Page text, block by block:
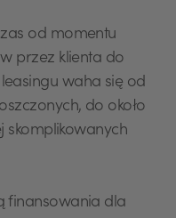
od momentu
przez klienta do
waha się od
do około
skomplikowanych
finansowania dla